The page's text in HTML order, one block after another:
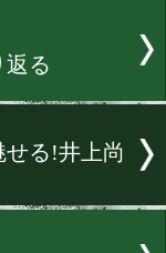
新人王が決